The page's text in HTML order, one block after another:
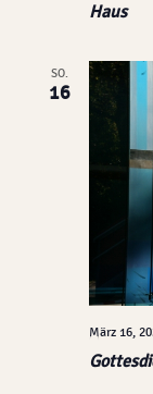
Haus
SO.
16
März 16,